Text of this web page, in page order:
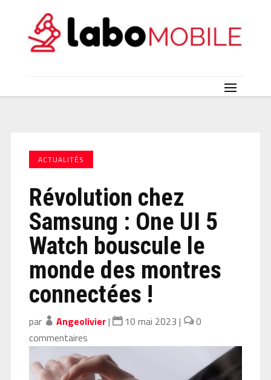
ACTUALITÉS
Révolution chez
Samsung : One UI 5
Watch bouscule le
monde des montres
connectées !
par Angeolivier| 10 mai 2023 |
0
commentaires